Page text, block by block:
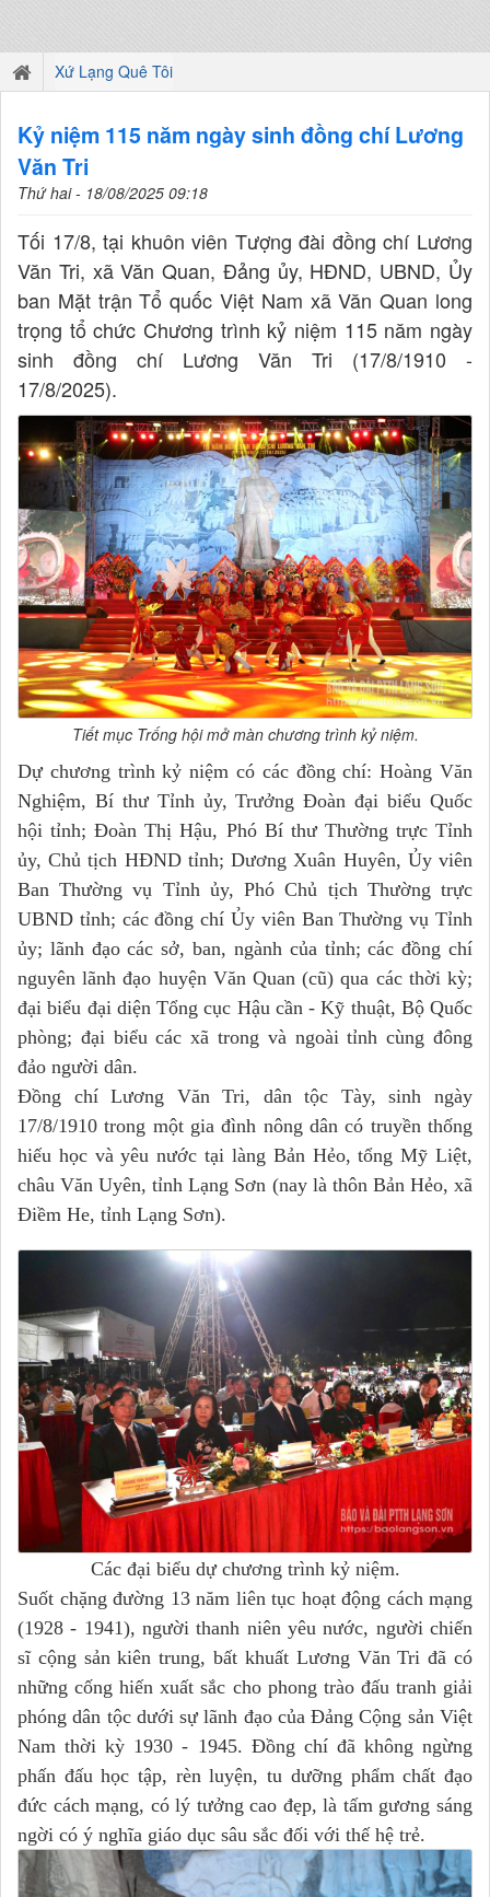
Xứ Lạng Quê Tôi
Kỷ niệm 115 năm ngày sinh đồng chí Lương
Văn Tri
Thứ hai - 18/08/2025 09:18
Tối 17/8, tại khuôn viên Tượng đài đồng chí Lương
Văn Tri, xã Văn Quan, Đảng ủy, HĐND, UBND, Ủy
ban Mặt trận Tổ quốc Việt Nam xã Văn Quan long
trọng tổ chức Chương trình kỷ niệm 115 năm ngày
sinh đồng chí Lương Văn Tri (17/8/1910 -
17/8/2025).
Tiết mục Trống hội mở màn chương trình kỷ niệm.
Dự chương trình kỷ niệm có các đồng chí: Hoàng Văn
Nghiệm, Bí thư Tỉnh ủy, Trưởng Đoàn đại biểu Quốc
hội tỉnh; Đoàn Thị Hậu, Phó Bí thư Thường trực Tỉnh
ủy, Chủ tịch HĐND tỉnh; Dương Xuân Huyên, Ủy viên
Ban Thường vụ Tỉnh ủy, Phó Chủ tịch Thường trực
UBND tỉnh; các đồng chí Ủy viên Ban Thường vụ Tỉnh
ủy; lãnh đạo các sở, ban, ngành của tỉnh; các đồng chí
nguyên lãnh đạo huyện Văn Quan (cũ) qua các thời kỳ;
đại biểu đại diện Tổng cục Hậu cần - Kỹ thuật, Bộ Quốc
phòng; đại biểu các xã trong và ngoài tỉnh cùng đông
đảo người dân.
Đồng chí Lương Văn Tri, dân tộc Tày, sinh ngày
17/8/1910 trong một gia đình nông dân có truyền thống
hiếu học và yêu nước tại làng Bản Hẻo, tổng Mỹ Liệt,
châu Văn Uyên, tỉnh Lạng Sơn (nay là thôn Bản Hẻo, xã
Điềm He, tỉnh Lạng Sơn).
Các đại biểu dự chương trình kỷ niệm.
Suốt chặng đường 13 năm liên tục hoạt động cách mạng
(1928 - 1941), người thanh niên yêu nước, người chiến
sĩ cộng sản kiên trung, bất khuất Lương Văn Tri đã có
những cống hiến xuất sắc cho phong trào đấu tranh giải
phóng dân tộc dưới sự lãnh đạo của Đảng Cộng sản Việt
Nam thời kỳ 1930 - 1945. Đồng chí đã không ngừng
phấn đấu học tập, rèn luyện, tu dưỡng phẩm chất đạo
đức cách mạng, có lý tưởng cao đẹp, là tấm gương sáng
ngời có ý nghĩa giáo dục sâu sắc đối với thế hệ trẻ.